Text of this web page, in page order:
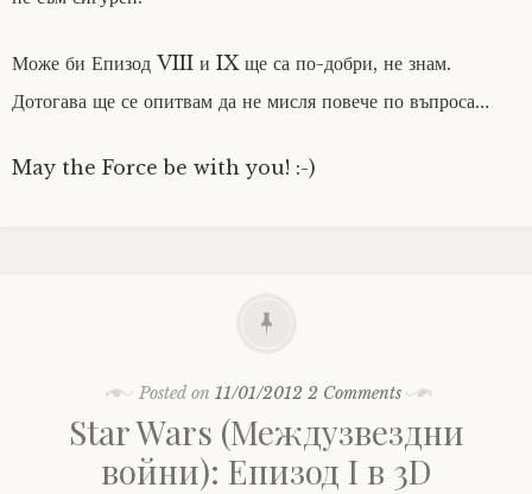
Може би Епизод VIII и IX ще са по-добри, не знам.
Дотогава ще се опитвам да не мисля повече по въпроса…
May the Force be with you! :-)
Posted on 11/01/2012 2 Comments
Star Wars (Междузвездни
войни): Епизод I в 3D